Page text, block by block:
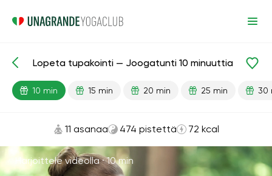
Valmiit oppitunnit Tavat Keuhkot
Lopeta tupakointi — Joogatunti 10 minuuttia
10 min 15 min 20 min 25 min 30
11 asanaa 474 pistettä 72 kcal
Harjoittele videolla ·10 min